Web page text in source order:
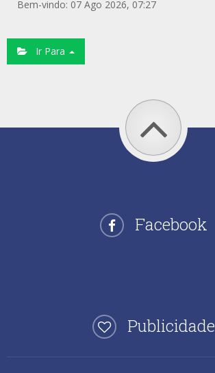
Bem-vindo: 07 Ago 2026, 07:27
Ir Para
Facebook
Publicidade